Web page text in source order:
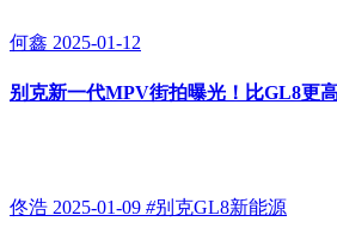
何鑫 2025-01-12
别克新一代MPV街拍曝光！比GL8更
佟浩 2025-01-09 #别克GL8新能源